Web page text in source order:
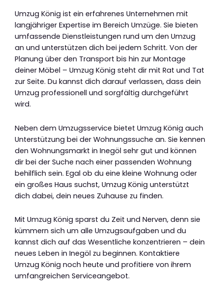
Umzug König ist ein erfahrenes Unternehmen mit
langjähriger Expertise im Bereich Umzüge. Sie bieten
umfassende Dienstleistungen rund um den Umzug
an und unterstützen dich bei jedem Schritt. Von der
Planung über den Transport bis hin zur Montage
deiner Möbel – Umzug König steht dir mit Rat und Tat
zur Seite. Du kannst dich darauf verlassen, dass dein
Umzug professionell und sorgfältig durchgeführt
wird.
Neben dem Umzugsservice bietet Umzug König auch
Unterstützung bei der Wohnungssuche an. Sie kennen
den Wohnungsmarkt in Inegöl sehr gut und können
dir bei der Suche nach einer passenden Wohnung
behilflich sein. Egal ob du eine kleine Wohnung oder
ein großes Haus suchst, Umzug König unterstützt
dich dabei, dein neues Zuhause zu finden.
Mit Umzug König sparst du Zeit und Nerven, denn sie
kümmern sich um alle Umzugsaufgaben und du
kannst dich auf das Wesentliche konzentrieren – dein
neues Leben in Inegöl zu beginnen. Kontaktiere
Umzug König noch heute und profitiere von ihrem
umfangreichen Serviceangebot.